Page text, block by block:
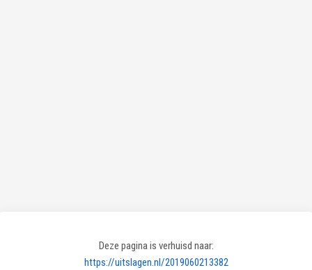
Deze pagina is verhuisd naar:
https://uitslagen.nl/2019060213382